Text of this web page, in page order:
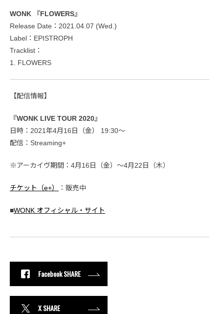
WONK 『FLOWERS』
Release Date：2021.04.07 (Wed.)
Label：EPISTROPH
Tracklist：
1. FLOWERS
【配信情報】
『WONK LIVE TOUR 2020』
日時：2021年4月16日（金） 19:30〜
配信：Streaming+
※アーカイヴ期間：4月16日（金）～4月22日（木）
チケット（e+） ：販売中
■WONK オフィシャル・サイト
Facebook SHARE
X SHARE